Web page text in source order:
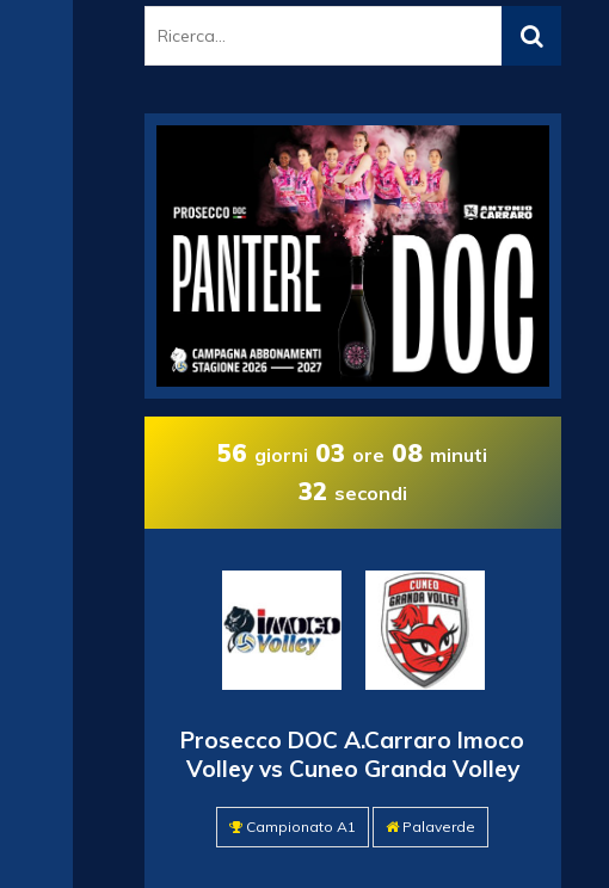
56 giorni 03 ore 08 minuti
31 secondi
Prosecco DOC A.Carraro Imoco
Volley vs Cuneo Granda Volley
Campionato A1 Palaverde